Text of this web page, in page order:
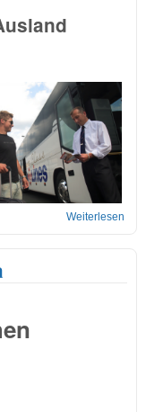
Weiterlesen